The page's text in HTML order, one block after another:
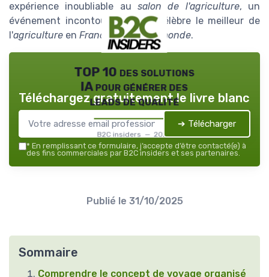
expérience inoubliable au salon de l'agriculture, un
événement incontournable qui célèbre le meilleur de
l'agriculture en Franceet dans le monde.
TOP 10 des solutions
IA pour générer des
leads de qualité
B2C insiders — 2026
Téléchargez gratuitement le livre blanc
➔ Télécharger
* En remplissant ce formulaire, j’accepte d’être contacté(e) à
des fins commerciales par B2C insiders et ses partenaires.
Publié le 31/10/2025
Sommaire
Comprendre le concept de voyage organisé